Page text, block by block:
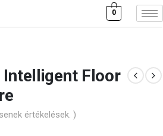
0
Floor
értékelések. )